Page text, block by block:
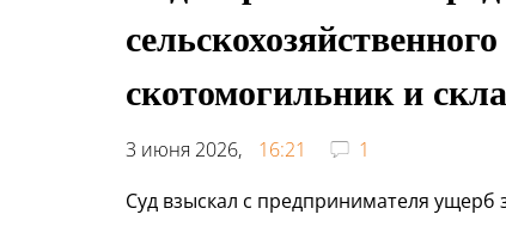
скотомогильник и
3 июня 2026, 16:21
1
Суд взыскал с предпринимателя ущерб